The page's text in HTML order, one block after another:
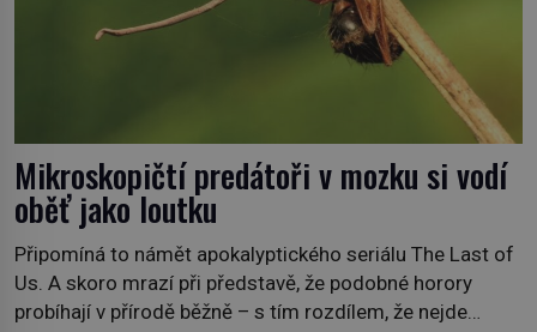
Mikroskopičtí predátoři v mozku si vodí
oběť jako loutku
Připomíná to námět apokalyptického seriálu The Last of
Us. A skoro mrazí při představě, že podobné horory
probíhají v přírodě běžně – s tím rozdílem, že nejde